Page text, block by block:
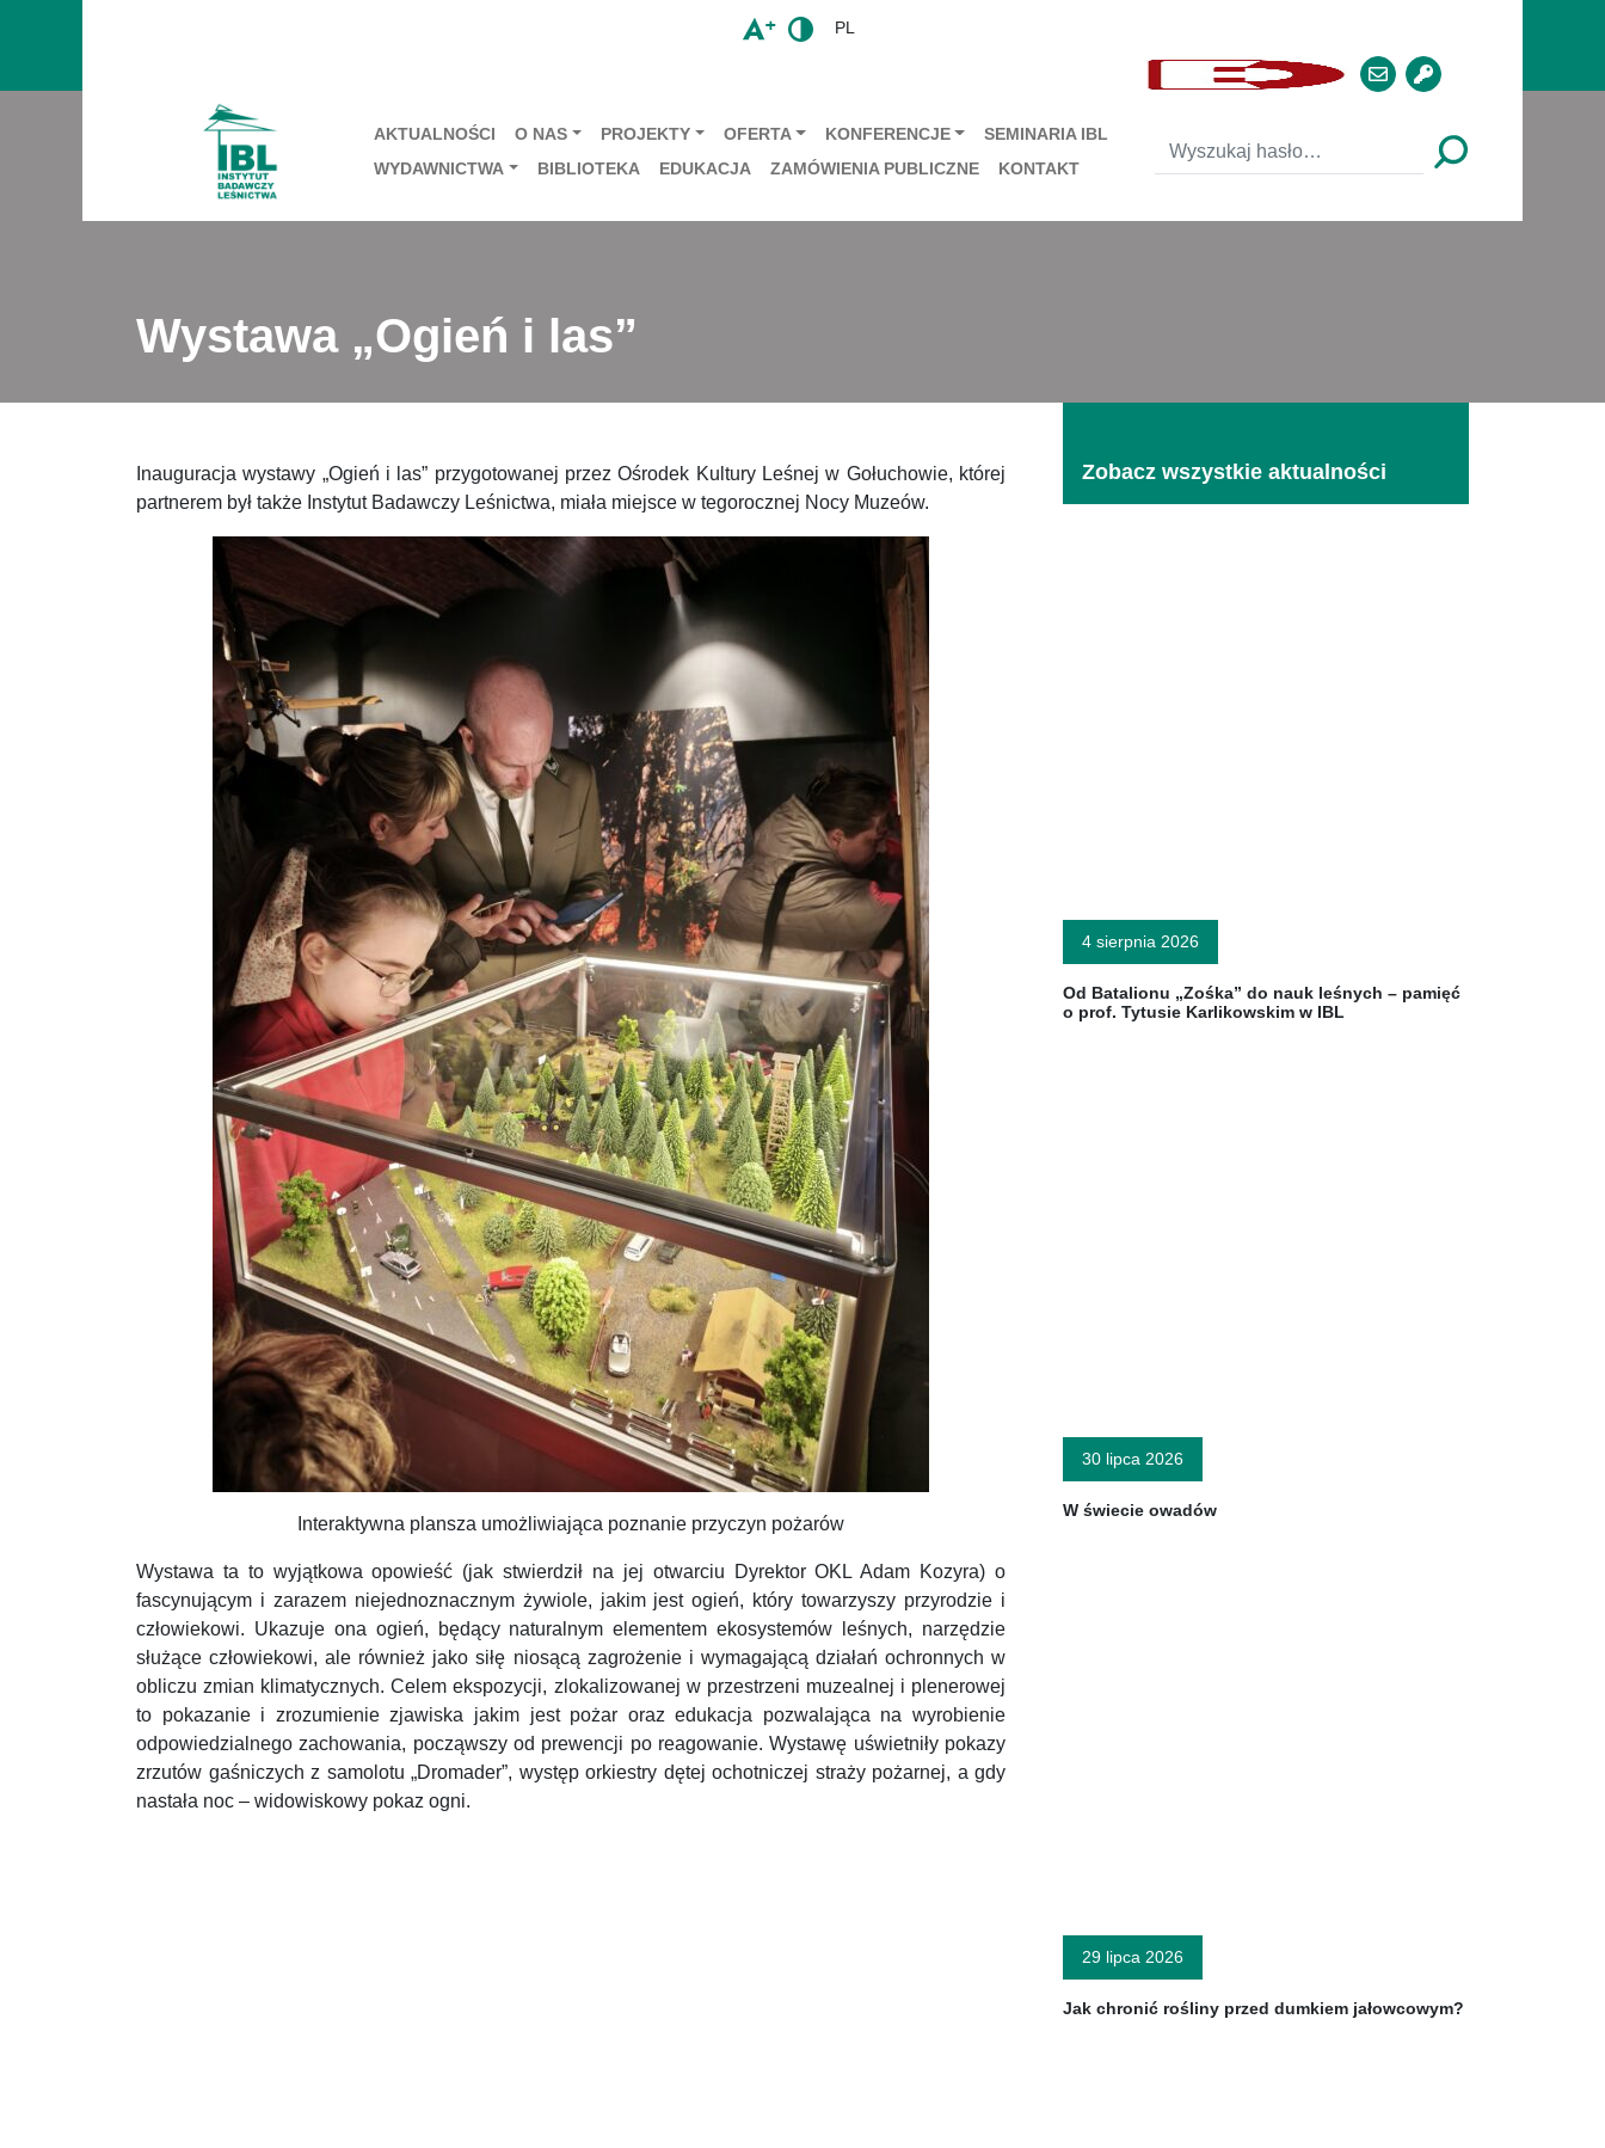
PL
AKTUALNOŚCI O NAS PROJEKTY OFERTA KONFERENCJE
SEMINARIA IBL
WYDAWNICTWA
BIBLIOTEKA EDUKACJA ZAMÓWIENIA PUBLICZNE KONTAKT
Wystawa „Ogień i las”
Inauguracja wystawy „Ogień i las” przygotowanej przez Ośrodek Kultury Leśnej w Gołuchowie, której
partnerem był także Instytut Badawczy Leśnictwa, miała miejsce w tegorocznej Nocy Muzeów.
Interaktywna plansza umożliwiająca poznanie przyczyn pożarów
Wystawa ta to wyjątkowa opowieść (jak stwierdził na jej otwarciu Dyrektor OKL Adam Kozyra) o
fascynującym i zarazem niejednoznacznym żywiole, jakim jest ogień, który towarzyszy przyrodzie i
człowiekowi. Ukazuje ona ogień, będący naturalnym elementem ekosystemów leśnych, narzędzie
służące człowiekowi, ale również jako siłę niosącą zagrożenie i wymagającą działań ochronnych w
obliczu zmian klimatycznych. Celem ekspozycji, zlokalizowanej w przestrzeni muzealnej i plenerowej
to pokazanie i zrozumienie zjawiska jakim jest pożar oraz edukacja pozwalająca na wyrobienie
odpowiedzialnego zachowania, począwszy od prewencji po reagowanie. Wystawę uświetniły pokazy
zrzutów gaśniczych z samolotu „Dromader”, występ orkiestry dętej ochotniczej straży pożarnej, a gdy
nastała noc – widowiskowy pokaz ogni.
Zobacz wszystkie aktualności
4 sierpnia 2026
Od Batalionu „Zośka” do nauk leśnych – pamięć
o prof. Tytusie Karlikowskim w IBL
30 lipca 2026
W świecie owadów
29 lipca 2026
Jak chronić rośliny przed dumkiem jałowcowym?